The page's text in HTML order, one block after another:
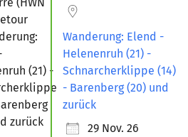
Wanderung: Elend -
Helenenruh (21) -
Schnarcherklippe (14)
- Barenberg (20) und
zurück
29 Nov. 26